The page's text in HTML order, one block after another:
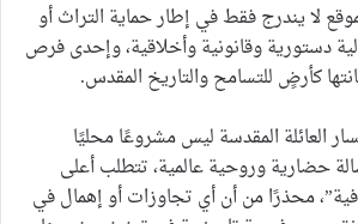
لا يندرج فقط في إطار حماية التراث أو
دستورية وقانونية وأخلاقية، وإحدى فرص
كأرضٍ للتسامح والتاريخ المقدس.
العائلة المقدسة ليس مشروعًا محليًا
حضارية وروحية عالمية، تتطلب أعلى
محذرًا من أن أي تجاوزات أو إهمال في